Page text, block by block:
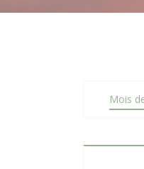
Mois